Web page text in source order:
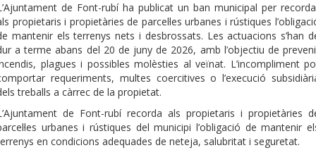
de Font-rubí ha publicat un ban municipal per
propietaris i propietàries de parcel·les urbanes i rústiques
mantenir els terrenys nets i desbrossats. Les actuacions s’han
a terme abans del 20 de juny de 2026, amb l’objectiu de
plagues i possibles molèsties al veïnat. L’incompliment
requeriments, multes coercitives o l’execució
treballs a càrrec de la propietat.
de Font-rubí recorda als propietaris i propietàries
urbanes i rústiques del municipi l’obligació de mantenir
en condicions adequades de neteja, salubritat i seguretat.